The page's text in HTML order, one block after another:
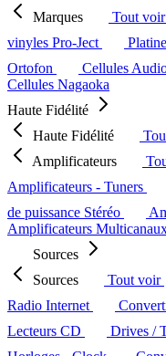
Marques
Tout voir
vinyles Pro-Ject
Ortofon
Cellules
Cellules Nagaoka
Haute Fidélité
Haute Fidélité
Amplificateurs
Amplificateurs - Tuners
de puissance Stéréo
Amplificateurs
Sources
Sources
Tout voir
Radio Internet
Lecteurs CD
Drives /